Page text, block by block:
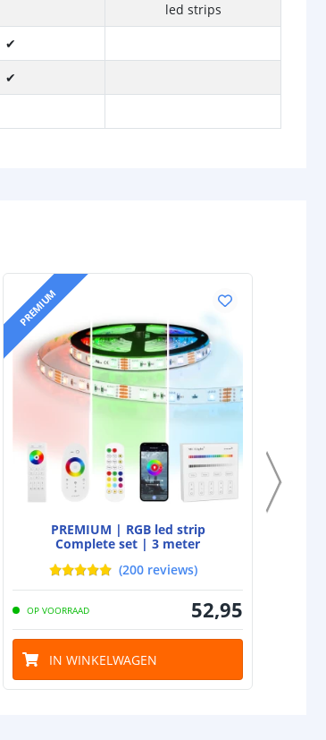
led strips
✔
✔
PREMIUM
PREMIUM | RGB led strip
Complete set | 3 meter
(200 reviews)
OP VOORRAAD 52,95
IN WINKELWAGEN